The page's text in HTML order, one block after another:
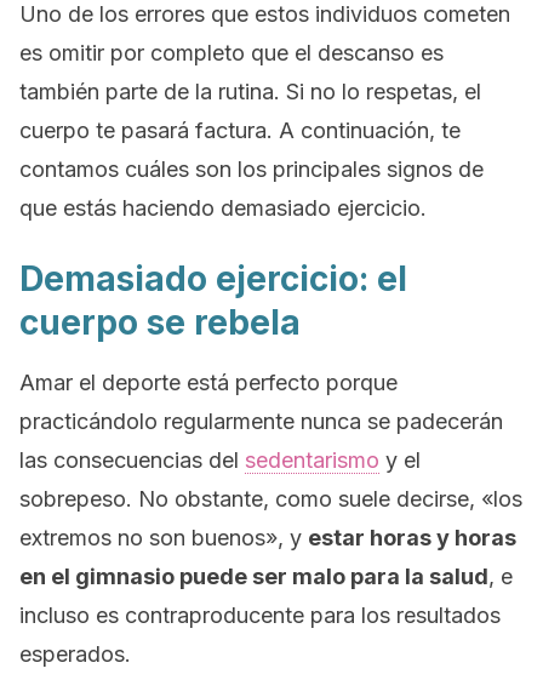
Uno de los errores que estos individuos cometen
es omitir por completo que el descanso es
también parte de la rutina. Si no lo respetas, el
cuerpo te pasará factura. A continuación, te
contamos cuáles son los principales signos de
que estás haciendo demasiado ejercicio.
Demasiado ejercicio: el
cuerpo se rebela
Amar el deporte está perfecto porque
practicándolo regularmente nunca se padecerán
las consecuencias del sedentarismo y el
sobrepeso. No obstante, como suele decirse, «los
extremos no son buenos», y estar horas y horas
en el gimnasio puede ser malo para la salud, e
incluso es contraproducente para los resultados
esperados.